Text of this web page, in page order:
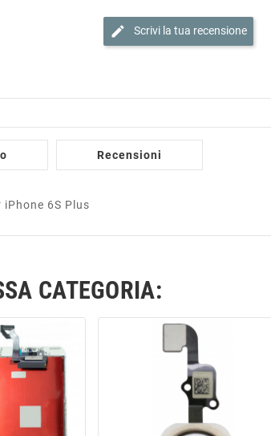
edit Scrivi la tua recensione
Recensioni
iPhone 6S Plus
CATEGORIA: